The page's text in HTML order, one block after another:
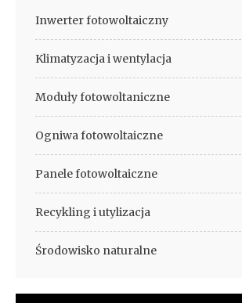
Inwerter fotowoltaiczny
Klimatyzacja i wentylacja
Moduły fotowoltaniczne
Ogniwa fotowoltaiczne
Panele fotowoltaiczne
Recykling i utylizacja
Środowisko naturalne